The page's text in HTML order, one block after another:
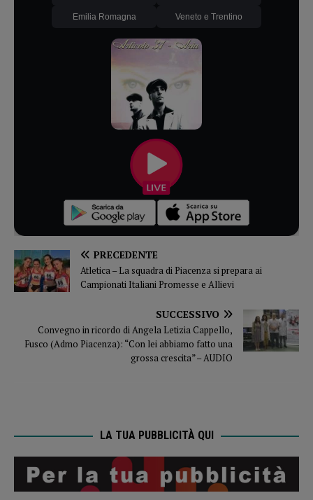
Emilia Romagna Veneto e Trentino
PRECEDENTE
Atletica – La squadra di Piacenza si prepara ai
Campionati Italiani Promesse e Allievi
SUCCESSIVO
Convegno in ricordo di Angela Letizia Cappello,
Fusco (Admo Piacenza): “Con lei abbiamo fatto una
grossa crescita” – AUDIO
LA TUA PUBBLICITÀ QUI